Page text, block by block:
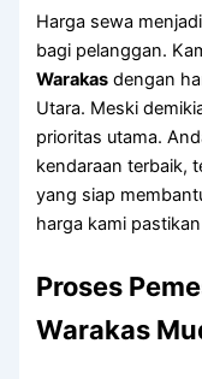
Harga sewa
bagi pelanggan.
Warakas dengan
Utara. Meski
prioritas utama.
kendaraan terbaik,
yang siap
harga kami
Proses
Warakas